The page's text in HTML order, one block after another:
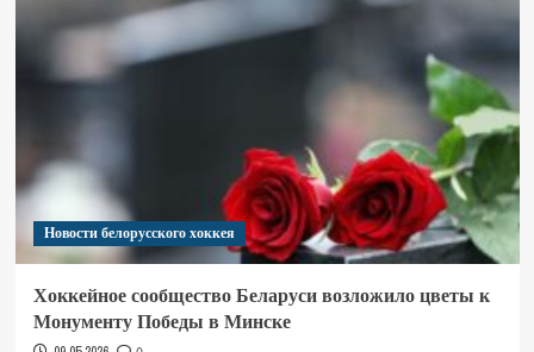
Новости белорусского хоккея
Хоккейное сообщество Беларуси возложило цветы к
Монументу Победы в Минске